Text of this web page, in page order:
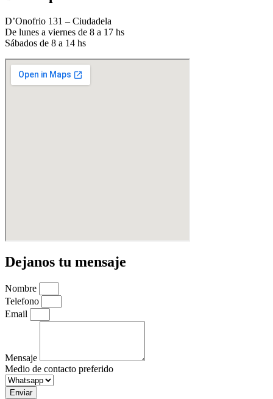
D’Onofrio 131 – Ciudadela
De lunes a viernes de 8 a 17 hs
Sábados de 8 a 14 hs
Dejanos tu mensaje
Nombre
Telefono
Email
Mensaje
Medio de contacto preferido
Enviar